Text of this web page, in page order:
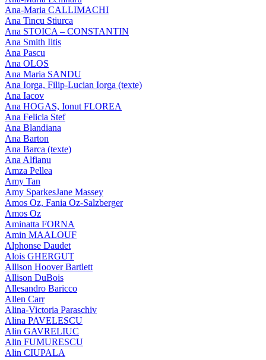
Ana-Maria CALLIMACHI
Ana Tincu Stiurca
Ana STOICA – CONSTANTIN
Ana Smith Iltis
Ana Pascu
Ana OLOS
Ana Maria SANDU
Ana Iorga, Filip-Lucian Iorga (texte)
Ana Iacov
Ana HOGAS, Ionut FLOREA
Ana Felicia Stef
Ana Blandiana
Ana Barton
Ana Barca (texte)
Ana Alfianu
Amza Pellea
Amy Tan
Amy SparkesJane Massey
Amos Oz, Fania Oz-Salzberger
Amos Oz
Aminatta FORNA
Amin MAALOUF
Alphonse Daudet
Alois GHERGUT
Allison Hoover Bartlett
Allison DuBois
Allesandro Baricco
Allen Carr
Alina-Victoria Paraschiv
Alina PAVELESCU
Alin GAVRELIUC
Alin FUMURESCU
Alin CIUPALA